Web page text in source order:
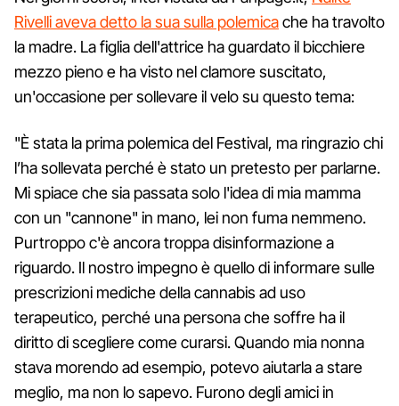
Rivelli aveva detto la sua sulla polemicache ha travolto
la madre. La figlia dell'attrice ha guardato il bicchiere
mezzo pieno e ha visto nel clamore suscitato,
un'occasione per sollevare il velo su questo tema:
"È stata la prima polemica del Festival, ma ringrazio chi
l’ha sollevata perché è stato un pretesto per parlarne.
Mi spiace che sia passata solo l'idea di mia mamma
con un "cannone" in mano, lei non fuma nemmeno.
Purtroppo c'è ancora troppa disinformazione a
riguardo. Il nostro impegno è quello di informare sulle
prescrizioni mediche della cannabis ad uso
terapeutico, perché una persona che soffre ha il
diritto di scegliere come curarsi. Quando mia nonna
stava morendo ad esempio, potevo aiutarla a stare
meglio, ma non lo sapevo. Furono degli amici in